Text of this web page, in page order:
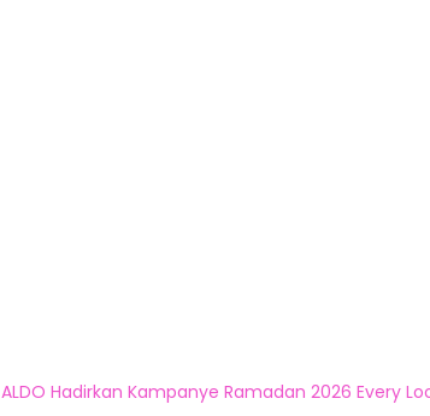
ALDO Hadirkan Kampanye Ramadan 2026 Every